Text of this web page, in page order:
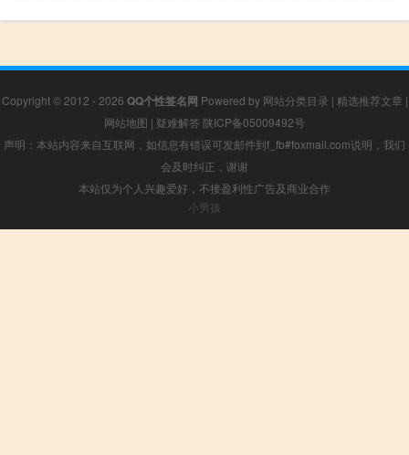
Copyright © 2012 - 2026 QQ个性签名网 Powered by 网站分类目录 | 精选推荐文章 |
网站地图 | 疑难解答 陕ICP备05009492号
声明：本站内容来自互联网，如信息有错误可发邮件到f_fb#foxmail.com说明，我们
会及时纠正，谢谢
本站仅为个人兴趣爱好，不接盈利性广告及商业合作
小男孩